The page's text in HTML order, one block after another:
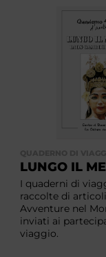
LUNGO IL
I quaderni di
raccolte di
Avventure nel
inviati ai
viaggio.